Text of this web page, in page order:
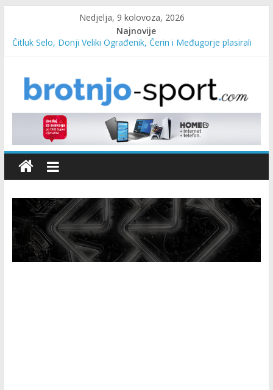
Nedjelja, 9 kolovoza, 2026
Najnovije
Čitluk Selo, Donji Veliki Ograđenik, Čerin i Međugorje plasirali
Marin Čilić napredovao na ATP ljestvici
Poznati polufinalisti MNL MZ općine Čitluk – Brotnjo 2026.
Predsjednica Vlade Marija Buhač, ministar Ivo Bevanda i
načelnik Marin Radišić čestitali organizatoricama na realizaciji
sportsko edukativnog kampa “Izlazi vani”